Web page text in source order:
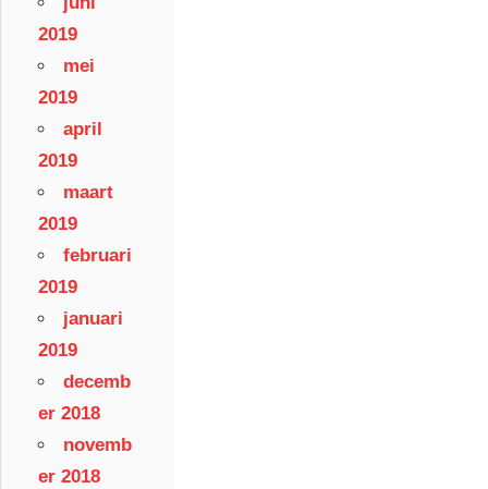
2019
mei
2019
april
2019
maart
2019
februari
2019
januari
2019
decemb
er 2018
novemb
er 2018